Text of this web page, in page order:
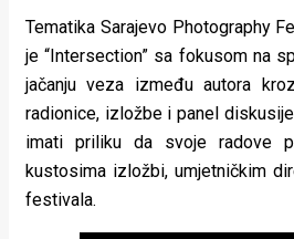
Ideje
koje
rade
Urban
Places
Tematika Sarajevo Photography
je “Intersection” sa fokusom na
jačanju veza između autora
radionice, izložbe i panel
imati priliku da svoje radove
kustosima izložbi, umjetničkim
festivala.